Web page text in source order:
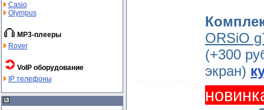
Casio
Olympus
MP3-плееры
Rover
VoIP оборудование
IP телефоны
ORSiO
(+300
экран)